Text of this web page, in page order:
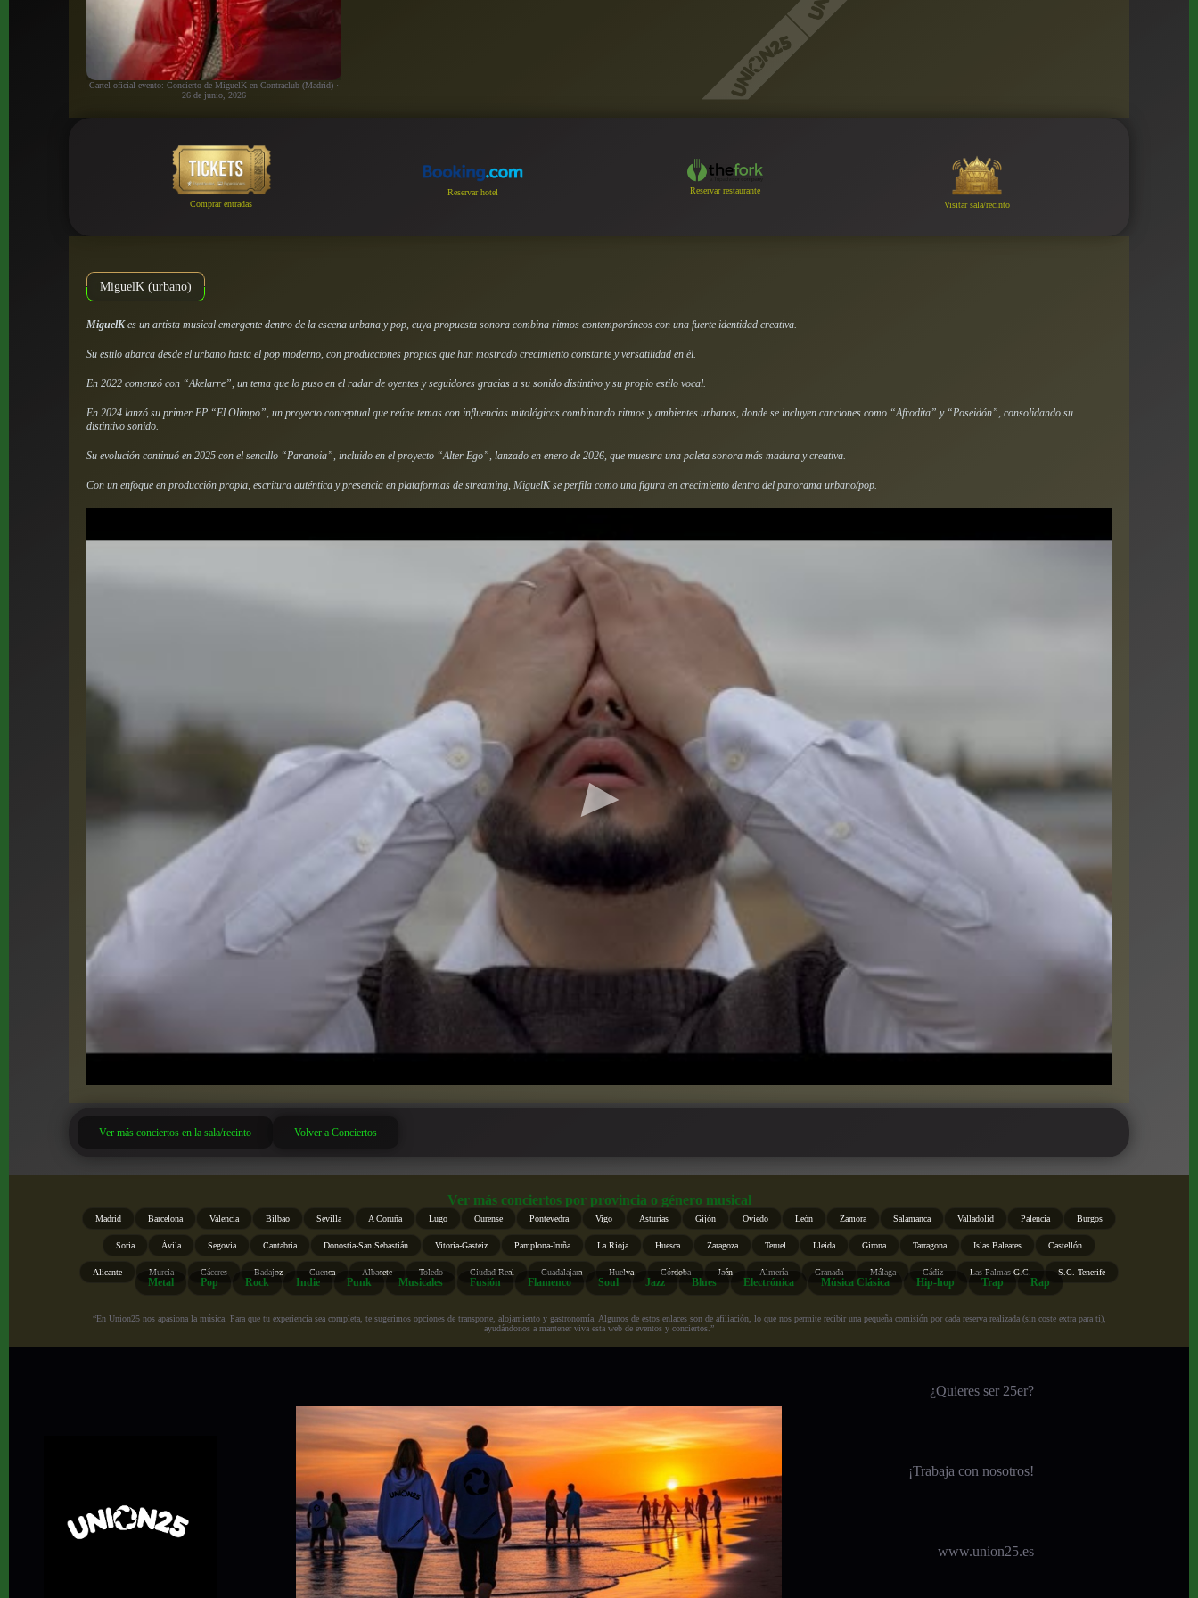
Cartel oficial evento: Concierto de MiguelK en Contraclub (Madrid) ·
26 de junio, 2026
Comprar entradas
Reservar hotel
Reservar restaurante
Visitar sala/recinto
MiguelK (urbano)
MiguelKes un artista musical emergente dentro de la escena urbana y pop, cuya propuesta sonora combina ritmos contemporáneos con una fuerte identidad creativa.
Su estilo abarca desde el urbano hasta el pop moderno, con producciones propias que han mostrado crecimiento constante y versatilidad en él.
En 2022 comenzó con “Akelarre”, un tema que lo puso en el radar de oyentes y seguidores gracias a su sonido distintivo y su propio estilo vocal.
En 2024 lanzó su primer EP “El Olimpo”, un proyecto conceptual que reúne temas con influencias mitológicas combinando ritmos y ambientes urbanos, donde se incluyen canciones como “Afrodita” y “Poseidón”, consolidando su
distintivo sonido.
Su evolución continuó en 2025 con el sencillo “Paranoia”, incluido en el proyecto “Alter Ego”, lanzado en enero de 2026, que muestra una paleta sonora más madura y creativa.
Con un enfoque en producción propia, escritura auténtica y presencia en plataformas de streaming, MiguelK se perfila como una figura en crecimiento dentro del panorama urbano/pop.
Ver más conciertos en la sala/recinto Volver a Conciertos
Ver más conciertos por provincia o género musical
Madrid Barcelona Valencia Bilbao Sevilla A Coruña Lugo Ourense Pontevedra Vigo Asturias Gijón Oviedo León Zamora Salamanca Valladolid Palencia Burgos
Soria Ávila Segovia Cantabria Donostia-San Sebastián Vitoria-Gasteiz Pamplona-Iruña La Rioja Huesca Zaragoza Teruel Lleida Girona Tarragona Islas Baleares Castellón
Alicante Murcia Cáceres Badajoz Cuenca Albacete Toledo Ciudad Real Guadalajara Huelva Córdoba Jaén Almería Granada Málaga Cádiz Las Palmas G.C. S.C. Tenerife
Metal Pop Rock Indie Punk Musicales Fusión Flamenco Soul Jazz Blues Electrónica Música Clásica Hip-hop Trap Rap
“En Union25 nos apasiona la música. Para que tu experiencia sea completa, te sugerimos opciones de transporte, alojamiento y gastronomía. Algunos de estos enlaces son de afiliación, lo que nos permite recibir una pequeña comisión por cada reserva realizada (sin coste extra para ti),
ayudándonos a mantener viva esta web de eventos y conciertos.”
¿Quieres ser 25er?
¡Trabaja con nosotros!
www.union25.es